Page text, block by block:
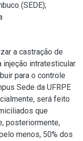
(SEDE);
a castração de
injeção intratesticular
para o controle
Sede da UFRPE
será feito
que
posteriormente,
menos, 50% dos